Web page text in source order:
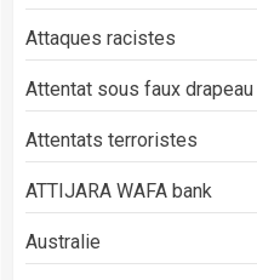
Attaques racistes
Attentat sous faux drapeau
Attentats terroristes
ATTIJARA WAFA bank
Australie